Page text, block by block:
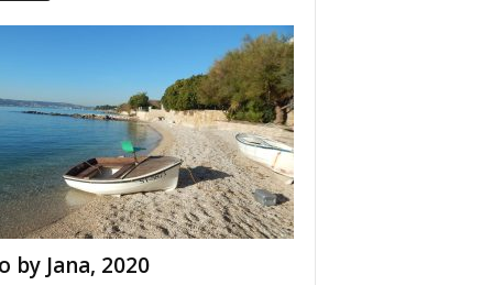
by Jana, 2020